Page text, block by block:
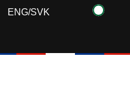
ENG/SVK